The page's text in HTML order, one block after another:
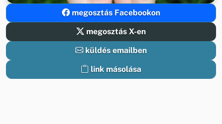
megosztás Facebookon
megosztás X-en
küldés emailben
link másolása